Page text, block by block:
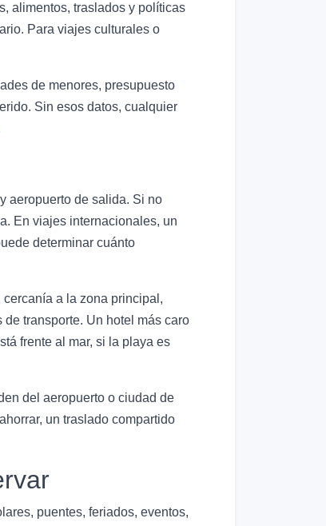
alimentos, traslados y políticas
Para viajes culturales o
de menores, presupuesto
Sin esos datos, cualquier
aeropuerto de salida. Si no
En viajes internacionales, un
determinar cuánto
a la zona principal,
transporte. Un hotel más caro
frente al mar, si la playa es
del aeropuerto o ciudad de
un traslado compartido
puentes, feriados, eventos,